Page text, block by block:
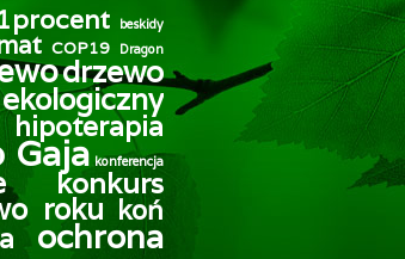
1procent
beskidy
COP19
Dragon
drzewo
ekologiczny
hipoterapia
Gaja konferencja
konkurs
roku koń
ochrona